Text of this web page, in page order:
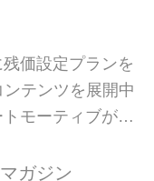
価設定プランを
テンツを展開中
モーティブが
ている。もしか
ガジン